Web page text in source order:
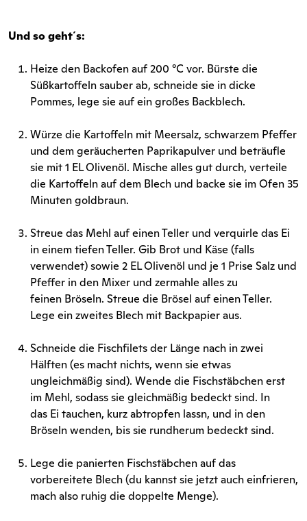
Und so geht´s:
Heize den Backofen auf 200 °C vor. Bürste die
Süßkartoffeln sauber ab, schneide sie in dicke
Pommes, lege sie auf ein großes Backblech.
Würze die Kartoffeln mit Meersalz, schwarzem Pfeffer
und dem geräucherten Paprikapulver und beträufle
sie mit 1 EL Olivenöl. Mische alles gut durch, verteile
die Kartoffeln auf dem Blech und backe sie im Ofen 35
Minuten goldbraun.
Streue das Mehl auf einen Teller und verquirle das Ei
in einem tiefen Teller. Gib Brot und Käse (falls
verwendet) sowie 2 EL Olivenöl und je 1 Prise Salz und
Pfeffer in den Mixer und zermahle alles zu
feinen Bröseln. Streue die Brösel auf einen Teller.
Lege ein zweites Blech mit Backpapier aus.
Schneide die Fischfilets der Länge nach in zwei
Hälften (es macht nichts, wenn sie etwas
ungleichmäßig sind). Wende die Fischstäbchen erst
im Mehl, sodass sie gleichmäßig bedeckt sind. In
das Ei tauchen, kurz abtropfen lassn, und in den
Bröseln wenden, bis sie rundherum bedeckt sind.
Lege die panierten Fischstäbchen auf das
vorbereitete Blech (du kannst sie jetzt auch einfrieren,
mach also ruhig die doppelte Menge).